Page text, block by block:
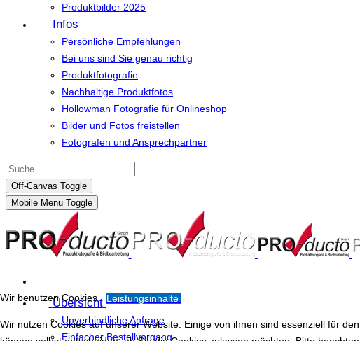
Produktbilder 2025
Infos
Persönliche Empfehlungen
Bei uns sind Sie genau richtig
Produktfotografie
Nachhaltige Produktfotos
Hollowman Fotografie für Onlineshop
Bilder und Fotos freistellen
Fotografen und Ansprechpartner
Off-Canvas Toggle
Mobile Menu Toggle
Übersicht Leistungsinhalte
Unverbindliche Anfrage
Einfacher Bestellvorgang
Wir benutzen Cookies
Wir nutzen Cookies auf unserer Website. Einige von ihnen sind essenziell für